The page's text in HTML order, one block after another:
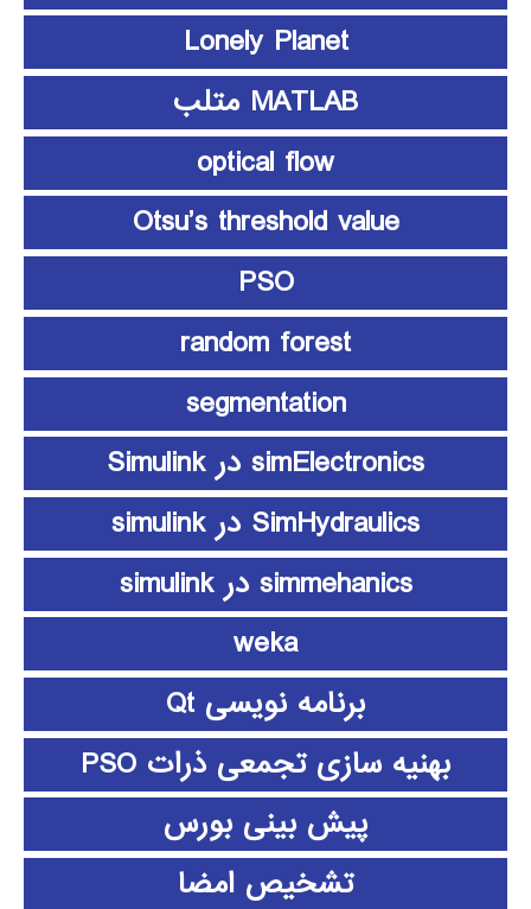
Lonely Planet
MATLAB متلب
optical flow
Otsu’s threshold value
PSO
random forest
segmentation
simElectronics در Simulink
SimHydraulics در simulink
simmehanics در simulink
weka
برنامه نویسی Qt
بهنیه سازی تجمعی ذرات PSO
پیش بینی بورس
تشخیص امضا